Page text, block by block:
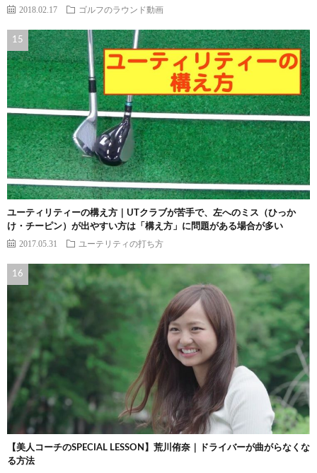
2018.02.17 ゴルフのラウンド動画
ユーティリティーの構え方｜UTクラブが苦手で、左へのミス（ひっか
け・チーピン）が出やすい方は「構え方」に問題がある場合が多い
2017.05.31 ユーテリティの打ち方
【美人コーチのSPECIAL LESSON】荒川侑奈｜ドライバーが曲がらなくな
る方法